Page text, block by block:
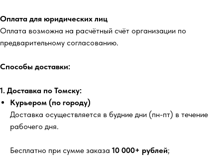
Оплата для юридических лиц
Оплата возможна на расчётный счёт организации по
предварительному согласованию.
Способы доставки:
1. Доставка по Томску:
Курьером (по городу)
Доставка осуществляется в будние дни (пн-пт) в течение
рабочего дня.
Бесплатно при сумме заказа 10 000+ рублей;